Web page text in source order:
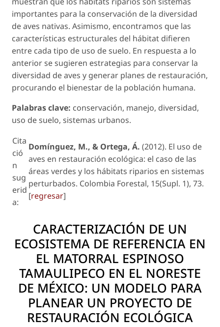
importantes para la conservación de la diversidad
de aves nativas. Asimismo, encontramos que las
características estructurales del hábitat difieren
entre cada tipo de uso de suelo. En respuesta a lo
anterior se sugieren estrategias para conservar la
diversidad de aves y generar planes de restauración,
procurando el bienestar de la población humana.
Palabras clave: conservación, manejo, diversidad,
uso de suelo, sistemas urbanos.
Cita
ció
n
sug
erid
a:
Domínguez, M., & Ortega, Á. (2012). El uso de
aves en restauración ecológica: el caso de las
áreas verdes y los hábitats riparios en sistemas
perturbados. Colombia Forestal, 15(Supl. 1), 73.
[regresar]
CARACTERIZACIÓN DE UN
ECOSISTEMA DE REFERENCIA EN
EL MATORRAL ESPINOSO
TAMAULIPECO EN EL NORESTE
DE MÉXICO: UN MODELO PARA
PLANEAR UN PROYECTO DE
RESTAURACIÓN ECOLÓGICA